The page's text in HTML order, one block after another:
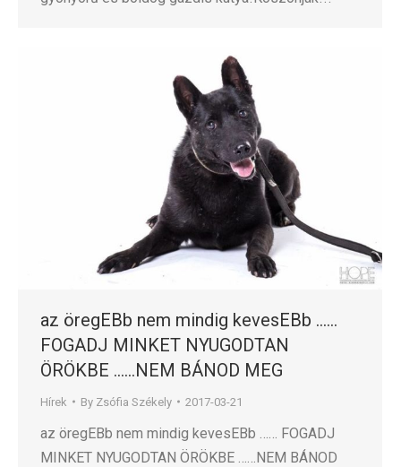
az öregEBb nem mindig kevesEBb ……
FOGADJ MINKET NYUGODTAN
ÖRÖKBE ……NEM BÁNOD MEG
Hírek By Zsófia Székely 2017-03-21
az öregEBb nem mindig kevesEBb …… FOGADJ
MINKET NYUGODTAN ÖRÖKBE ……NEM BÁNOD